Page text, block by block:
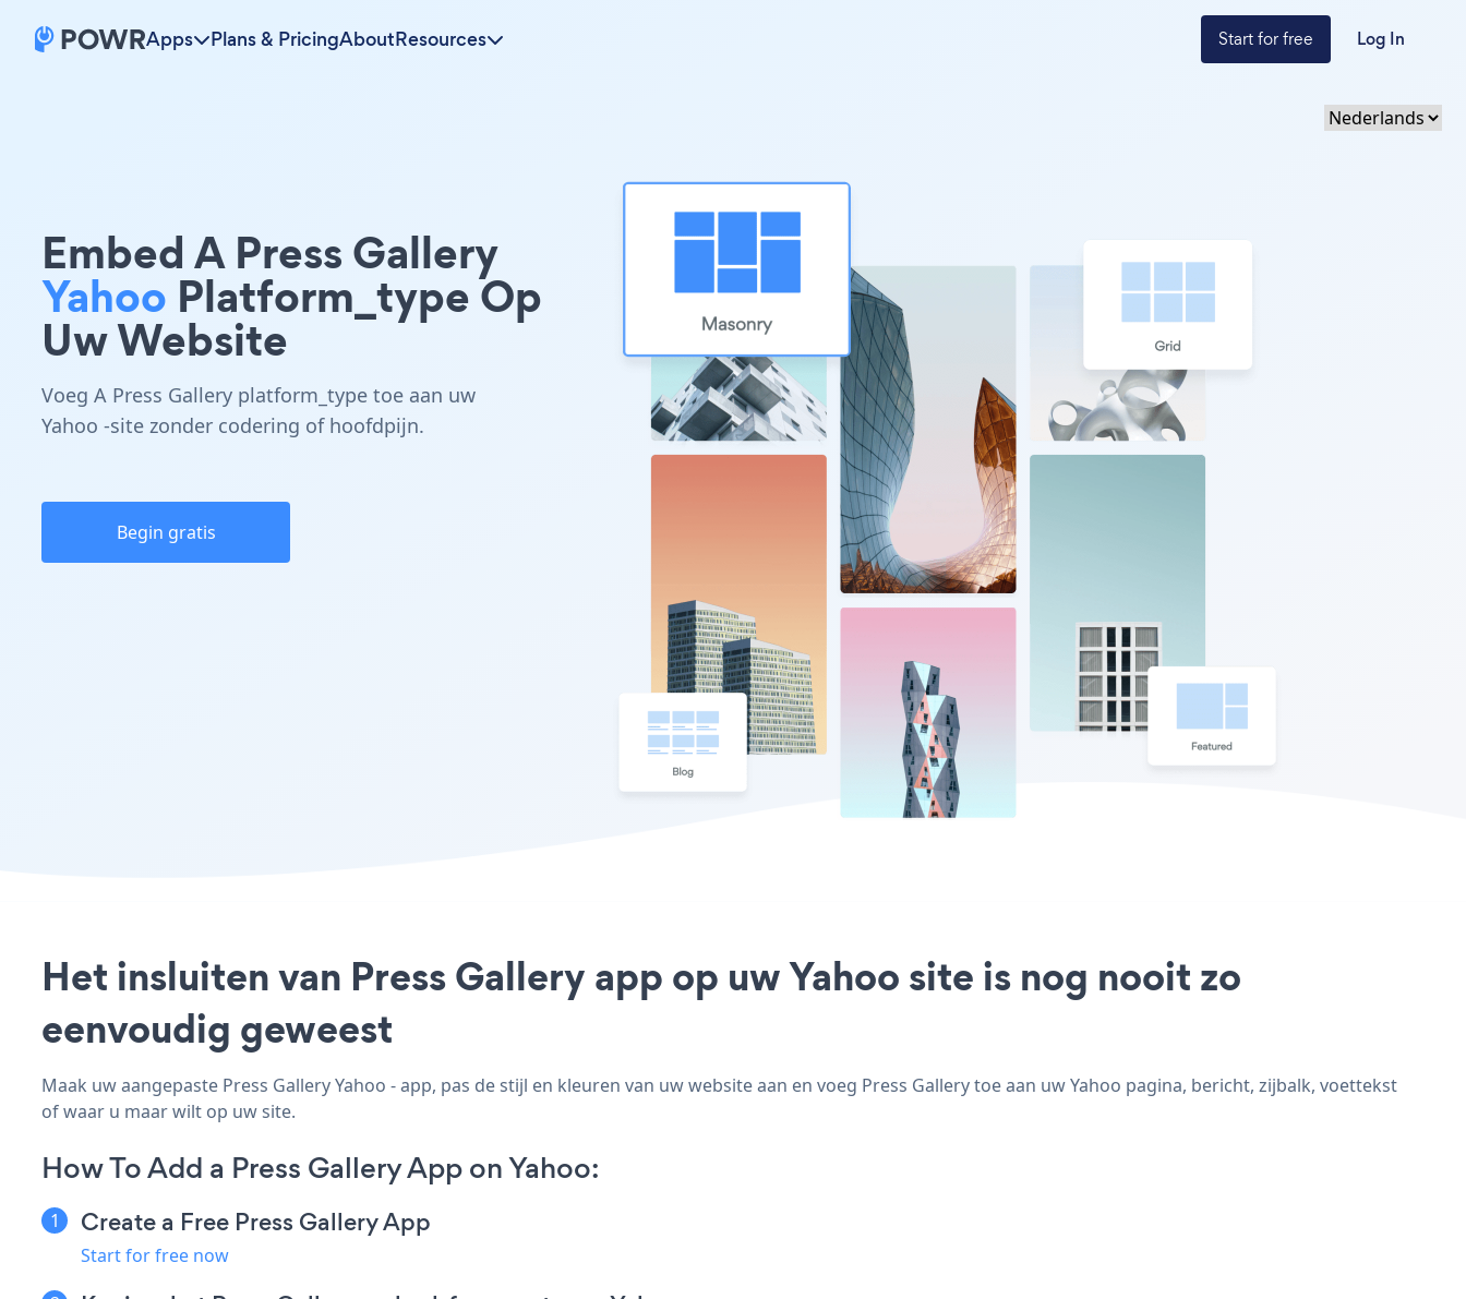
Apps Plans & PricingAboutResources Start for free Log In
Embed A Press Gallery
Yahoo Platform_type Op
Uw Website
Voeg A Press Gallery platform_type toe aan uw
Yahoo -site zonder codering of hoofdpijn.
Begin gratis
Het insluiten van Press Gallery app op uw Yahoo site is nog nooit zo
eenvoudig geweest
Maak uw aangepaste Press Gallery Yahoo - app, pas de stijl en kleuren van uw website aan en voeg Press Gallery toe aan uw Yahoo pagina, bericht, zijbalk, voettekst
of waar u maar wilt op uw site.
How To Add a Press Gallery App on Yahoo:
Create a Free Press Gallery App
Start for free now